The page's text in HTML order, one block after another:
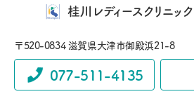
桂川レディースクリニック
〒520-0834 滋賀県大津市御殿浜21-8
077-511-4135